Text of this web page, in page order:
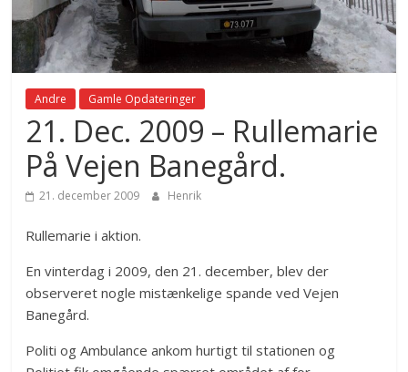
Andre Gamle Opdateringer
21. Dec. 2009 – Rullemarie
På Vejen Banegård.
21. december 2009 Henrik
Rullemarie i aktion.
En vinterdag i 2009, den 21. december, blev der
observeret nogle mistænkelige spande ved Vejen
Banegård.
Politi og Ambulance ankom hurtigt til stationen og